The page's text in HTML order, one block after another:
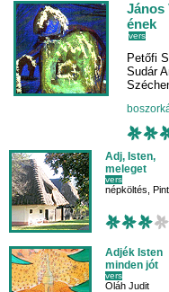
János
ének
vers
Petőfi
Sudár
Adj, Isten,
meleget
vers
népköltés
Adjék Isten
minden jót
vers
Oláh Judit